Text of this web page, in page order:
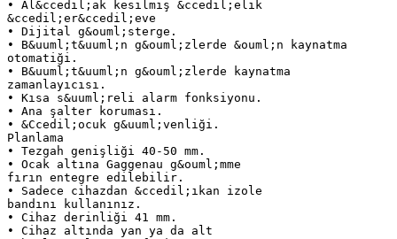
• Al&ccedil;ak kesilmiş &ccedil;elik
&ccedil;er&ccedil;eve
• Dijital g&ouml;sterge.
• B&uuml;t&uuml;n g&ouml;zlerde &ouml;n kaynatma
otomatiği.
• B&uuml;t&uuml;n g&ouml;zlerde kaynatma
zamanlayıcısı.
• Kısa s&uuml;reli alarm fonksiyonu.
• Ana şalter koruması.
• &Ccedil;ocuk g&uuml;venliği.
Planlama
• Tezgah genişliği 40-50 mm.
• Ocak altına Gaggenau g&ouml;mme
fırın entegre edilebilir.
• Sadece cihazdan &ccedil;ıkan izole
bandını kullanınız.
• Cihaz derinliği 41 mm.
• Cihaz altında yan ya da alt